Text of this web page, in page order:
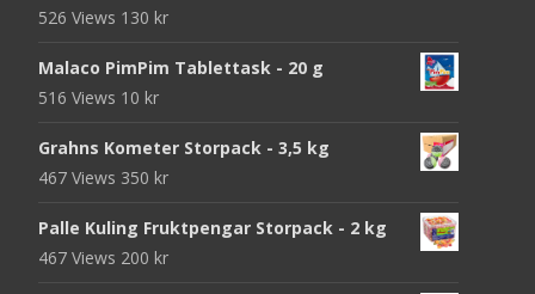
526 Views 130 kr
Malaco PimPim Tablettask - 20 g
516 Views 10 kr
Grahns Kometer Storpack - 3,5 kg
467 Views 350 kr
Palle Kuling Fruktpengar Storpack - 2 kg
467 Views 200 kr